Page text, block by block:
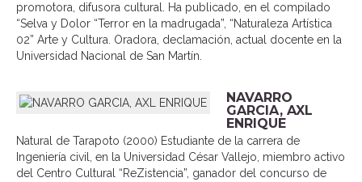
promotora, difusora cultural. Ha publicado, en el compilado
“Selva y Dolor “Terror en la madrugada”, “Naturaleza Artística
02” Arte y Cultura. Oradora, declamación, actual docente en la
Universidad Nacional de San Martín.
NAVARRO
GARCIA, AXL
ENRIQUE
Natural de Tarapoto (2000) Estudiante de la carrera de
Ingeniería civil, en la Universidad César Vallejo, miembro activo
del Centro Cultural “ReZistencia”, ganador del concurso de